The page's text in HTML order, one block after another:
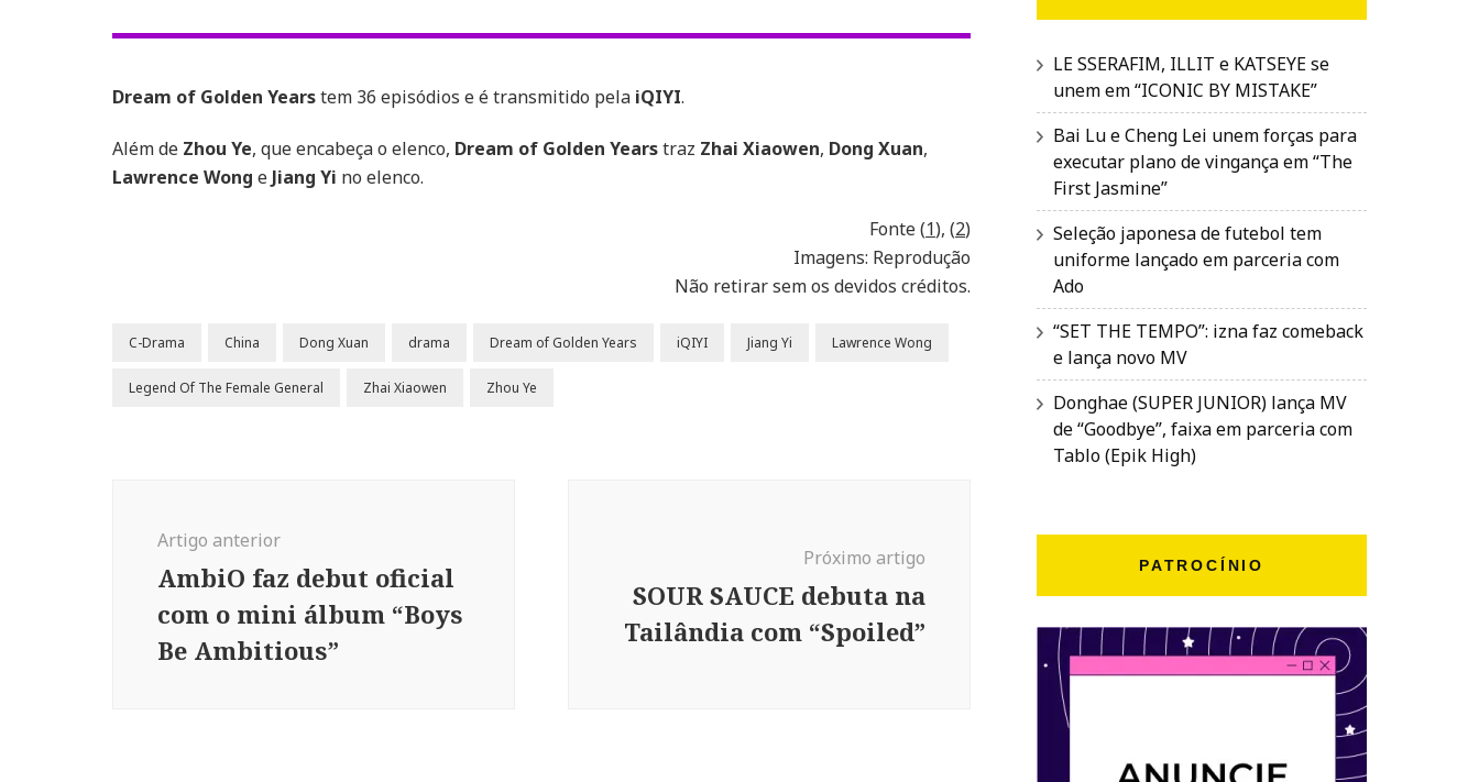
Dream of Golden Yearstem 36 episódios e é transmitido pela iQIYI.
Além de Zhou Ye, que encabeça o elenco, Dream of Golden Yearstraz Zhai Xiaowen, Dong Xuan,
Lawrence Wong e Jiang Yi no elenco.
Fonte (1), (2)
Imagens: Reprodução
Não retirar sem os devidos créditos.
C-Drama China Dong Xuan drama Dream of Golden Years iQIYI Jiang Yi Lawrence Wong
Legend Of The Female General Zhai Xiaowen Zhou Ye
Artigo anterior
AmbiO faz debut oficial
com o mini álbum “Boys
Be Ambitious”
Próximo artigo
SOUR SAUCE debuta na
Tailândia com “Spoiled”
LE SSERAFIM, ILLIT e KATSEYE se
unem em “ICONIC BY MISTAKE”
Bai Lu e Cheng Lei unem forças para
executar plano de vingança em “The
First Jasmine”
Seleção japonesa de futebol tem
uniforme lançado em parceria com
Ado
“SET THE TEMPO”: izna faz comeback
e lança novo MV
Donghae (SUPER JUNIOR) lança MV
de “Goodbye”, faixa em parceria com
Tablo (Epik High)
PATROCÍNIO